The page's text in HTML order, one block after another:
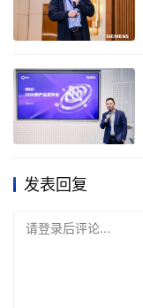
发表回复
请登录后评论...